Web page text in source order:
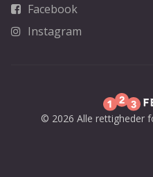
Facebook
Instagram
© 2026 Alle rettigheder